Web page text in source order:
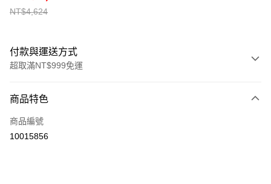
NT$4,624
付款與運送方式
超取滿NT$999免運
信用卡一次付款
超商取貨付款
商品特色
商品編號
10015856